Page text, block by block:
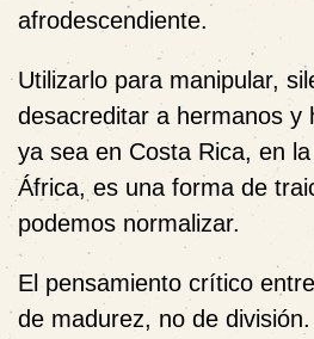
afrodescendiente.
Utilizarlo para manipular,
desacreditar a hermanos y
ya sea en Costa Rica, en
África, es una forma de
podemos normalizar.
El pensamiento crítico
de madurez, no de